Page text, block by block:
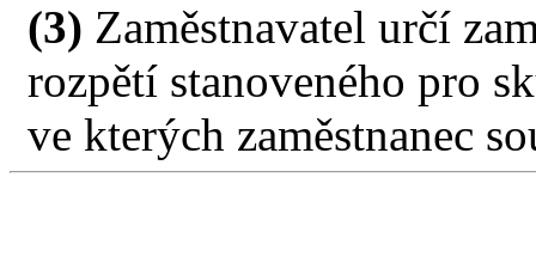
(3) Zaměstnavatel určí
rozpětí stanoveného pro
ve kterých zaměstnanec